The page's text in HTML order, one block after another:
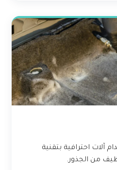
آلات احترافية بتقنية
من الجذور.